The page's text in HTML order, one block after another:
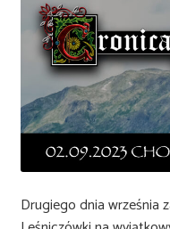
Drugiego dnia września